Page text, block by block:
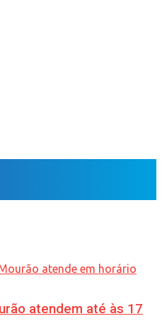
atendem até às 17